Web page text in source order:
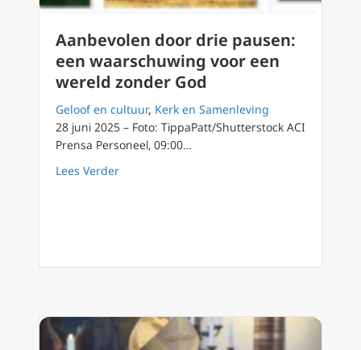
Aanbevolen door drie pausen:
een waarschuwing voor een
wereld zonder God
Geloof en cultuur, Kerk en Samenleving
28 juni 2025 – Foto: TippaPatt/Shutterstock ACI
Prensa Personeel, 09:00…
Lees Verderabout Aanbevolen door drie pausen: een